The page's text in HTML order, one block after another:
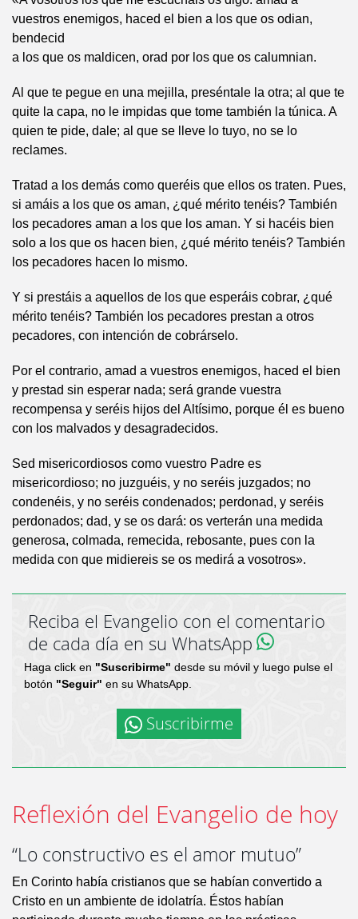
vuestros enemigos, haced el bien a los que os odian,
bendecid
a los que os maldicen, orad por los que os calumnian.
Al que te pegue en una mejilla, preséntale la otra; al que te
quite la capa, no le impidas que tome también la túnica. A
quien te pide, dale; al que se lleve lo tuyo, no se lo
reclames.
Tratad a los demás como queréis que ellos os traten. Pues,
si amáis a los que os aman, ¿qué mérito tenéis? También
los pecadores aman a los que los aman. Y si hacéis bien
solo a los que os hacen bien, ¿qué mérito tenéis? También
los pecadores hacen lo mismo.
Y si prestáis a aquellos de los que esperáis cobrar, ¿qué
mérito tenéis? También los pecadores prestan a otros
pecadores, con intención de cobrárselo.
Por el contrario, amad a vuestros enemigos, haced el bien
y prestad sin esperar nada; será grande vuestra
recompensa y seréis hijos del Altísimo, porque él es bueno
con los malvados y desagradecidos.
Sed misericordiosos como vuestro Padre es
misericordioso; no juzguéis, y no seréis juzgados; no
condenéis, y no seréis condenados; perdonad, y seréis
perdonados; dad, y se os dará: os verterán una medida
generosa, colmada, remecida, rebosante, pues con la
medida con que midiereis se os medirá a vosotros».
Reciba el Evangelio con el comentario
de cada día en su WhatsApp
Haga click en "Suscribirme" desde su móvil y luego pulse el
botón "Seguir" en su WhatsApp.
Suscribirme
Reflexión del Evangelio de hoy
“Lo constructivo es el amor mutuo”
En Corinto había cristianos que se habían convertido a
Cristo en un ambiente de idolatría. Éstos habían